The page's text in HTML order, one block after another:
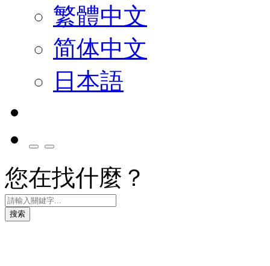
繁體中文
简体中文
日本語
您在找什麼？
搜索